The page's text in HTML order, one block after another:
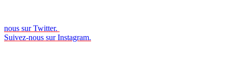
nous sur Twitter.
Suivez-nous sur Instagram.